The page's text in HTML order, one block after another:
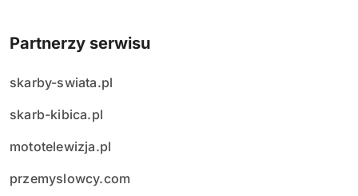
Partnerzy serwisu
skarby-swiata.pl
skarb-kibica.pl
mototelewizja.pl
przemyslowcy.com